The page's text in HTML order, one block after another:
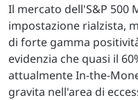
Il mercato dell'S&P 500
impostazione rialzista,
di forte gamma
evidenzia che quasi il
attualmente In-the-
gravita nell'area di